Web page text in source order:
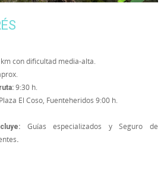
con dificultad media-alta.
9:30 h.
Plaza El Coso, Fuenteheridos 9:00 h.
Guías especializados y Seguro de
.